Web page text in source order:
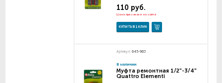
110 руб.
Цена при заказе на сайте
КУПИТЬ В 1 КЛИК
Артикул: 645-983
В наличии
Муфта ремонтная 1/2"-3/4"
Quattro Elementi